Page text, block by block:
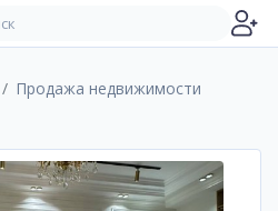
Продажа недвижимости